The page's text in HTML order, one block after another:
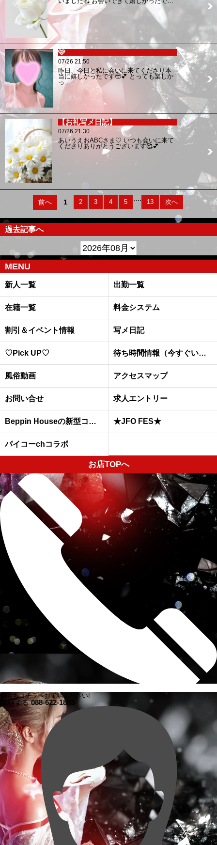
🩷
07/26 21:50
昨日、今日と私に会いに来てくださり本
当に嬉しかったです🥹💕 とっても楽しか
っ…
【お礼写メ日記】
07/26 21:30
あいうえおABCさま♡ いつも会いに来て
くださりありがとうございます🥰💕 …
前へ 1 2 3 4 5 .... 13 次へ
過去記事へ
MENU
新人一覧 出勤一覧
在籍一覧 料金システム
割引＆イベント情報 写メ日記
♡Pick UP♡
風俗動画 アクセスマップ
お問い合せ 求人エントリー
★JFO FES★
パイコーchコラボ
お店TOPへ
求人もコチラへお電話ください!
電話する088-622-1883